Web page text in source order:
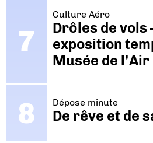
Culture Aéro
Drôles de vols
exposition
Musée de l'Air
Dépose minute
De rêve et de